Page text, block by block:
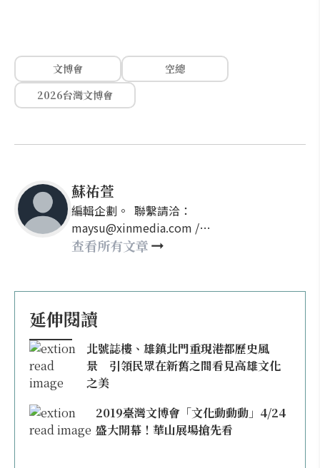
文博會
空總
2026台灣文博會
蘇祐萱
編輯企劃。 聯繫請洽：
maysu@xinmedia.com /
may860527@gmail.com
查看所有文章
延伸閱讀
北號誌樓、雄鎮北門重現港都歷史風
景 引領民眾在新舊之間看見高雄文化
之美
2019臺灣文博會「文化動動動」4/24
盛大開幕！華山展場搶先看